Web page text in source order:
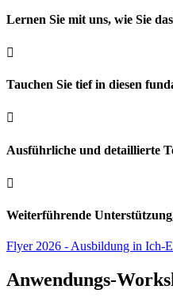
Lernen Sie mit uns, wie Sie

Tauchen Sie tief in diesen

Ausführliche und detaillierte

Weiterführende
Flyer 2026 - Ausbildung in Ich-
Anwendungs-